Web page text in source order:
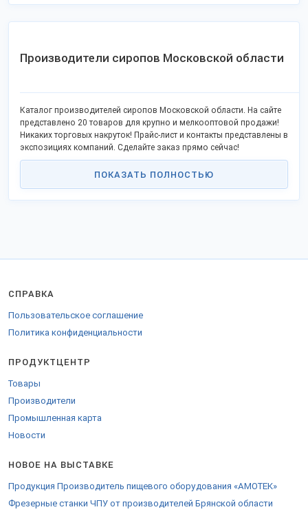
Производители сиропов Московской области
Каталог производителей сиропов Московской области. На сайте
представлено 20 товаров для крупно и мелкооптовой продажи!
Никаких торговых накруток! Прайс-лист и контакты представлены в
экспозициях компаний. Сделайте заказ прямо сейчас!
ПОКАЗАТЬ ПОЛНОСТЬЮ
СПРАВКА
Пользовательское соглашение
Политика конфиденциальности
ПРОДУКТЦЕНТР
Товары
Производители
Промышленная карта
Новости
НОВОЕ НА ВЫСТАВКЕ
Продукция Производитель пищевого оборудования «АМОТЕК»
Фрезерные станки ЧПУ от производителей Брянской области